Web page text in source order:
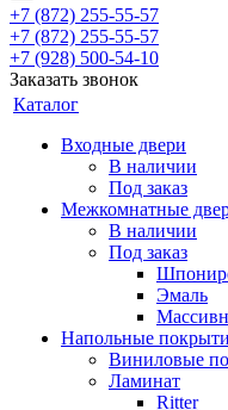
+7 (872) 255-55-57
+7 (872) 255-55-57
+7 (928) 500-54-10
Заказать звонок
Каталог
Входные двери
В наличии
Под заказ
Межкомнатные
В наличии
Под заказ
Эмаль
Напольные
Виниловые
Ламинат
Ritter